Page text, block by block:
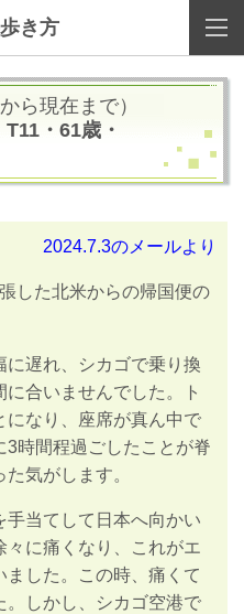
き方
ら現在まで）
・61歳・
2024.7.3のメールより
した北米からの帰国便の
に遅れ、シカゴで乗り換
合いませんでした。ト
になり、座席が真ん中で
3時間程過ごしたことが脊
気がします。
手当てして日本へ向かい
々に痛くなり、これがエ
ました。この時、痛くて
。しかし、シカゴ空港で